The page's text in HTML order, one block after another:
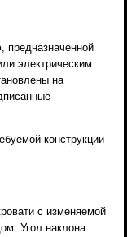
предназначенной
электрическим
на
конструкции
с изменяемой
Угол наклона